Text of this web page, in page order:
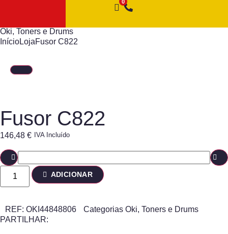
Oki, Toners e Drums
InícioLojaFusor C822
Fusor C822
146,48 € IVA Incluído
ADICIONAR
REF: OKI44848806 Categorias Oki, Toners e Drums
PARTILHAR: